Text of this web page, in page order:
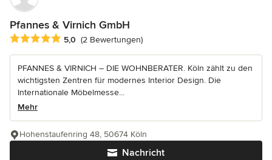
Pfannes & Virnich GmbH
Durchschnittliche Bewertung: 5 von 5 Sternen
5,0 (2 Bewertungen)
PFANNES & VIRNICH – DIE WOHNBERATER. Köln zählt zu den
wichtigsten Zentren für modernes Interior Design. Die
Internationale Möbelmesse...
Mehr
Nachricht
Hohenstaufenring 48, 50674 Köln